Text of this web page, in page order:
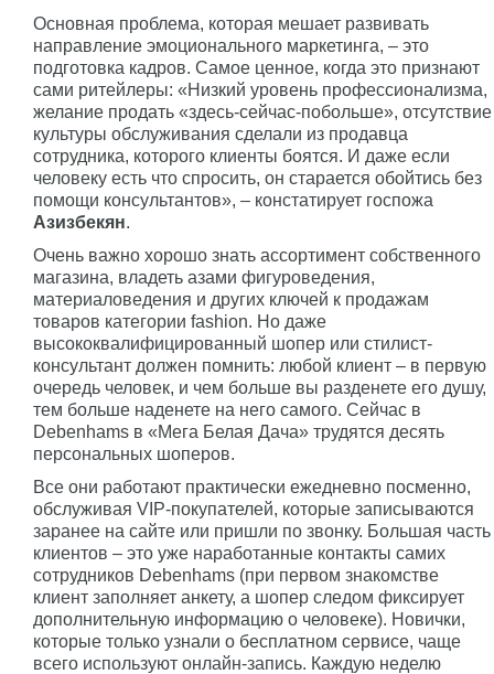
Основная проблема, которая мешает развивать
направление эмоционального маркетинга, – это
подготовка кадров. Самое ценное, когда это признают
сами ритейлеры: «Низкий уровень профессионализма,
желание продать «здесь-сейчас-побольше», отсутствие
культуры обслуживания сделали из продавца
сотрудника, которого клиенты боятся. И даже если
человеку есть что спросить, он старается обойтись без
помощи консультантов», – констатирует госпожа
Азизбекян.
Очень важно хорошо знать ассортимент собственного
магазина, владеть азами фигуроведения,
материаловедения и других ключей к продажам
товаров категории fashion. Но даже
высококвалифицированный шопер или стилист-
консультант должен помнить: любой клиент – в первую
очередь человек, и чем больше вы разденете его душу,
тем больше наденете на него самого. Сейчас в
Debenhams в «Мега Белая Дача» трудятся десять
персональных шоперов.
Все они работают практически ежедневно посменно,
обслуживая VIP-покупателей, которые записываются
заранее на сайте или пришли по звонку. Большая часть
клиентов – это уже наработанные контакты самих
сотрудников Debenhams (при первом знакомстве
клиент заполняет анкету, а шопер следом фиксирует
дополнительную информацию о человеке). Новички,
которые только узнали о бесплатном сервисе, чаще
всего используют онлайн-запись. Каждую неделю